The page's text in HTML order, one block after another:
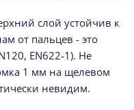
слой устойчив к
от пальцев - это
EN622-1). Не
1 мм на щелевом
невидим.